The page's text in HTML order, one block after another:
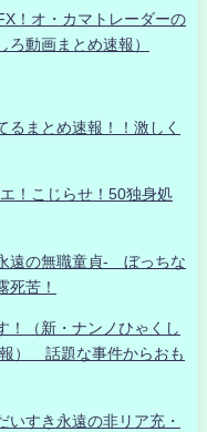
！オ・カマトレーダーの
動画まとめ速報）
るまとめ速報！！激しく
！こじらせ！50独身処
の無職童貞- ぼっちな
死苦！
！（新・ナンノひゃくし
） 話題な事件からおも
いすき永遠の非リア充・